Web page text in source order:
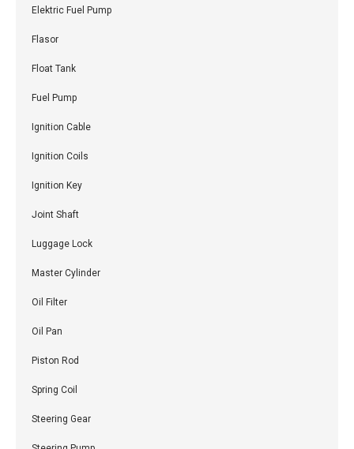
Elektric Fuel Pump
Flasor
Float Tank
Fuel Pump
Ignition Cable
Ignition Coils
Ignition Key
Joint Shaft
Luggage Lock
Master Cylinder
Oil Filter
Oil Pan
Piston Rod
Spring Coil
Steering Gear